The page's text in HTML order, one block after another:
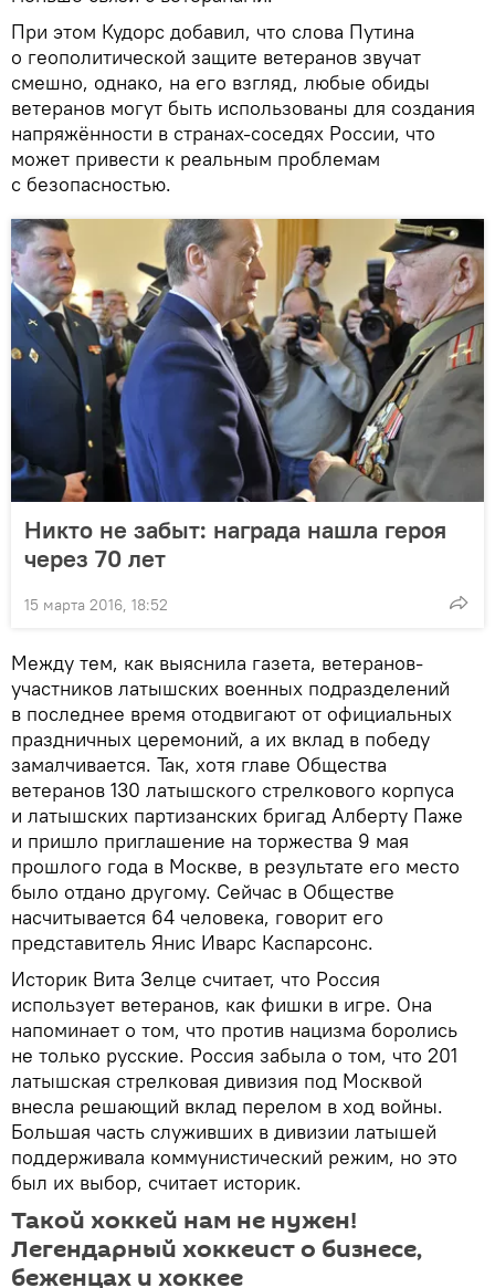
При этом Кудорс добавил, что слова Путина
о геополитической защите ветеранов звучат
смешно, однако, на его взгляд, любые обиды
ветеранов могут быть использованы для создания
напряжённости в странах-соседях России, что
может привести к реальным проблемам
с безопасностью.
Никто не забыт: награда нашла героя
через 70 лет
15 марта 2016, 18:52
Между тем, как выяснила газета, ветеранов-
участников латышских военных подразделений
в последнее время отодвигают от официальных
праздничных церемоний, а их вклад в победу
замалчивается. Так, хотя главе Общества
ветеранов 130 латышского стрелкового корпуса
и латышских партизанских бригад Алберту Паже
и пришло приглашение на торжества 9 мая
прошлого года в Москве, в результате его место
было отдано другому. Сейчас в Обществе
насчитывается 64 человека, говорит его
представитель Янис Иварс Каспарсонс.
Историк Вита Зелце считает, что Россия
использует ветеранов, как фишки в игре. Она
напоминает о том, что против нацизма боролись
не только русские. Россия забыла о том, что 201
латышская стрелковая дивизия под Москвой
внесла решающий вклад перелом в ход войны.
Большая часть служивших в дивизии латышей
поддерживала коммунистический режим, но это
был их выбор, считает историк.
Такой хоккей нам не нужен!
Легендарный хоккеист о бизнесе,
беженцах и хоккее